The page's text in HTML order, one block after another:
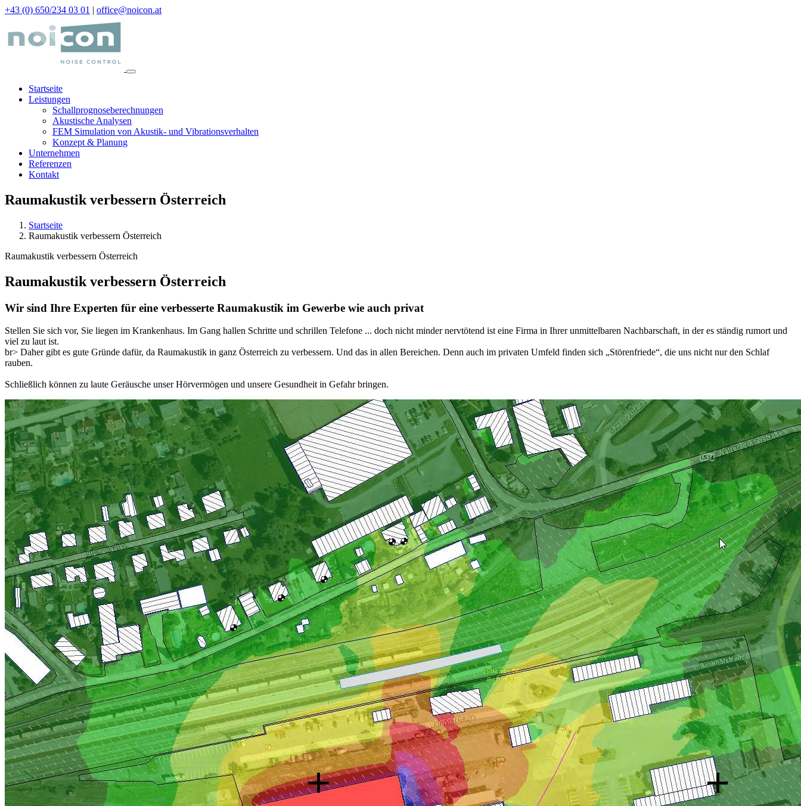
+43 (0) 650/234 03 01 | office@noicon.at
Startseite
Leistungen
Schallprognoseberechnungen
Akustische Analysen
FEM Simulation von Akustik- und Vibrationsverhalten
Konzept & Planung
Unternehmen
Referenzen
Kontakt
Raumakustik verbessern Österreich
Startseite
Raumakustik verbessern Österreich
Raumakustik verbessern Österreich
Raumakustik verbessern Österreich
Wir sind Ihre Experten für eine verbesserte Raumakustik im Gewerbe wie auch privat
Stellen Sie sich vor, Sie liegen im Krankenhaus. Im Gang hallen Schritte und schrillen Telefone ... doch nicht minder nervtötend ist eine Firma in Ihrer unmittelbaren Nachbarschaft, in der es ständig rumort und
viel zu laut ist.
br> Daher gibt es gute Gründe dafür, da Raumakustik in ganz Österreich zu verbessern. Und das in allen Bereichen. Denn auch im privaten Umfeld finden sich „Störenfriede“, die uns nicht nur den Schlaf
rauben.
Schließlich können zu laute Geräusche unser Hörvermögen und unsere Gesundheit in Gefahr bringen.